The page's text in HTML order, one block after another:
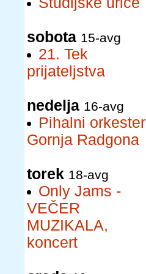
sobota 15-avg
21. Tek
prijateljstva
nedelja 16-avg
Pihalni orkester
Gornja Radgona
torek 18-avg
Only Jams -
VEČER
MUZIKALA,
koncert